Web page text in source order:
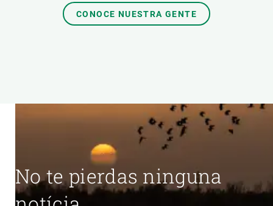
CONOCE NUESTRA GENTE
No te pierdas ninguna